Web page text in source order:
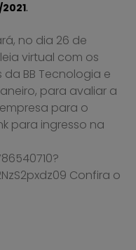
2021.
no dia 26 de
virtual com os
BB Tecnologia e
para avaliar a
para o
para ingresso na
Confira o